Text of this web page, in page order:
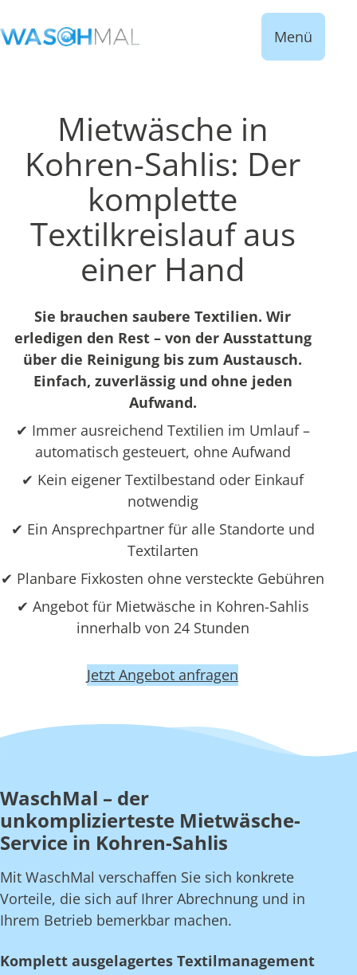
Menü
Mietwäsche in
Kohren-Sahlis: Der
komplette
Textilkreislauf aus
einer Hand
Sie brauchen saubere Textilien. Wir
erledigen den Rest – von der Ausstattung
über die Reinigung bis zum Austausch.
Einfach, zuverlässig und ohne jeden
Aufwand.
✔ Immer ausreichend Textilien im Umlauf –
automatisch gesteuert, ohne Aufwand
✔ Kein eigener Textilbestand oder Einkauf
notwendig
✔ Ein Ansprechpartner für alle Standorte und
Textilarten
✔ Planbare Fixkosten ohne versteckte Gebühren
✔ Angebot für Mietwäsche in Kohren-Sahlis
innerhalb von 24 Stunden
Jetzt Angebot anfragen
WaschMal – der
unkomplizierteste Mietwäsche-
Service in Kohren-Sahlis
Mit WaschMal verschaffen Sie sich konkrete
Vorteile, die sich auf Ihrer Abrechnung und in
Ihrem Betrieb bemerkbar machen.
Komplett ausgelagertes Textilmanagement